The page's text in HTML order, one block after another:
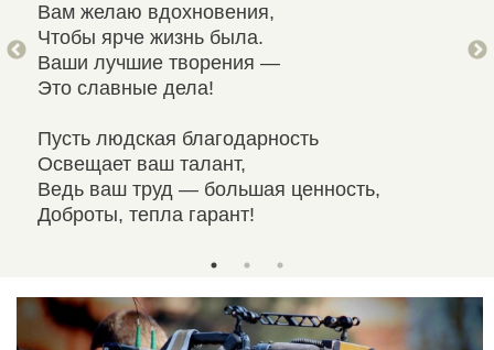
Вам желаю вдохновения,
Чтобы ярче жизнь была.
Ваши лучшие творения —
Это славные дела!
Пусть людская благодарность
Освещает ваш талант,
Ведь ваш труд — большая ценность,
Доброты, тепла гарант!